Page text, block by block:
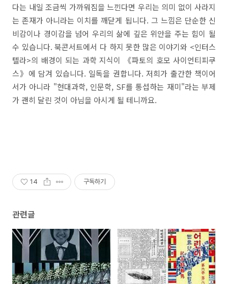
다는 내일 조금씩 가까워짐을 느낀다면 우리는 의미 없이 사라지
는 존재가 아니라는 이치를 깨닫게 됩니다. 그 느낌은 단순한 신
비감이나 경이감을 넘어 우리의 삶에 깊은 위안을 주는 힘이 될
수 있습니다. 북콘서트에서 다 하지 못한 많은 이야기와 <인터스
텔라>의 배경이 되는 과학 지식이 《파토의 호모 사이언티피쿠
스》에 담겨 있습니다. 일독을 권합니다. 저희가 출간한 책이어
서가 아니라 "현대과학, 인문학, SF를 통섭하는 재미"라는 부제
가 괜히 달린 것이 아님을 아시게 될 테니까요.
14 구독하기
관련글